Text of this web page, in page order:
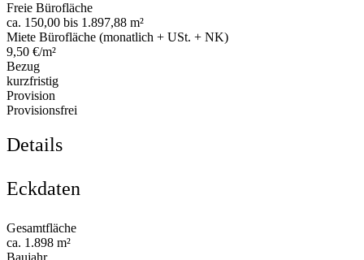
Freie Bürofläche
ca. 150,00 bis 1.897,88 m²
Miete Bürofläche (monatlich + USt. + NK)
9,50 €/m²
Bezug
kurzfristig
Provision
Provisionsfrei
Details
Eckdaten
Gesamtfläche
ca. 1.898 m²